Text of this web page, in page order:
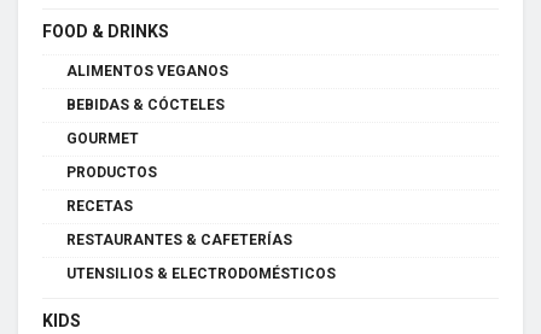
FOOD & DRINKS
ALIMENTOS VEGANOS
BEBIDAS & CÓCTELES
GOURMET
PRODUCTOS
RECETAS
RESTAURANTES & CAFETERÍAS
UTENSILIOS & ELECTRODOMÉSTICOS
KIDS